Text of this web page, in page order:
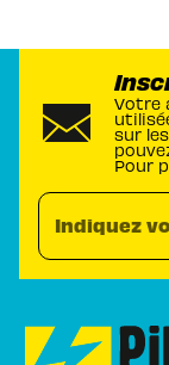
Votre
sur
Pour
Indiquez